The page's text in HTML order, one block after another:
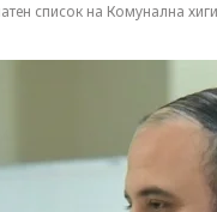
список на Комунална